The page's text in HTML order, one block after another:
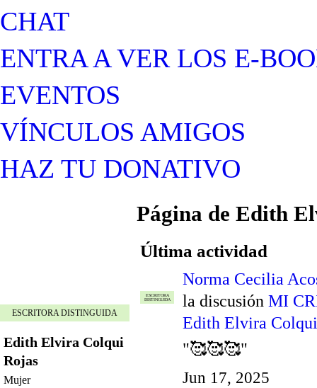
CHAT
ENTRA A VER LOS E-
EVENTOS
VÍNCULOS AMIGOS
HAZ TU DONATIVO
ESCRITORA DISTINGUIDA
Edith Elvira Colqui
Rojas
Mujer
Página de Edith
Última actividad
ESCRITORA
DISTINGUIDA
Norma Cecilia
la discusión MI
Edith Elvira
"🥰🥰🥰"
Jun 17, 2025